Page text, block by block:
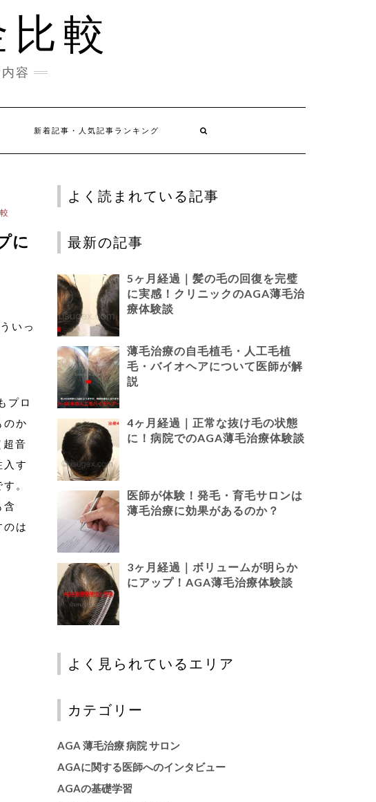
較
容
新着記事・人気記事ランキング
に
いっ
プロ
のか
音
す
。
含
は
よく読まれている記事
最新の記事
5ヶ月経過｜髪の毛の回復を完璧
に実感！クリニックのAGA薄毛治
療体験談
薄毛治療の自毛植毛・人工毛植
毛・バイオヘアについて医師が解
説
4ヶ月経過｜正常な抜け毛の状態
に！病院でのAGA薄毛治療体験談
医師が体験！発毛・育毛サロンは
薄毛治療に効果があるのか？
3ヶ月経過｜ボリュームが明らか
にアップ！AGA薄毛治療体験談
よく見られているエリア
カテゴリー
AGA 薄毛治療 病院 サロン
AGAに関する医師へのインタビュー
AGAの基礎学習